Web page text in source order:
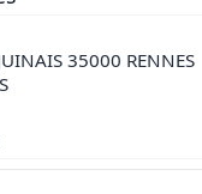
35000 RENNES